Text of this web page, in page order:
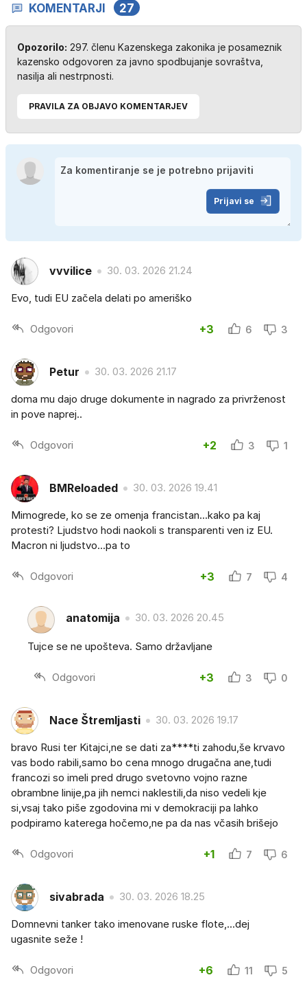
KOMENTARJI 27
Opozorilo: 297. členu Kazenskega zakonika je posameznik
kazensko odgovoren za javno spodbujanje sovraštva,
nasilja ali nestrpnosti.
PRAVILA ZA OBJAVO KOMENTARJEV
Prijavi se
vvvilice 30. 03. 2026 21.24
Evo, tudi EU začela delati po ameriško
Odgovori +3 6 3
Petur 30. 03. 2026 21.17
doma mu dajo druge dokumente in nagrado za privrženost
in pove naprej..
Odgovori +2 3 1
BMReloaded 30. 03. 2026 19.41
Mimogrede, ko se ze omenja francistan...kako pa kaj
protesti? Ljudstvo hodi naokoli s transparenti ven iz EU.
Macron ni ljudstvo...pa to
Odgovori +3 7 4
anatomija 30. 03. 2026 20.45
Tujce se ne upošteva. Samo državljane
Odgovori +3 3 0
Nace Štremljasti 30. 03. 2026 19.17
bravo Rusi ter Kitajci,ne se dati za****ti zahodu,še krvavo
vas bodo rabili,samo bo cena mnogo drugačna ane,tudi
francozi so imeli pred drugo svetovno vojno razne
obrambne linije,pa jih nemci naklestili,da niso vedeli kje
si,vsaj tako piše zgodovina mi v demokraciji pa lahko
podpiramo katerega hočemo,ne pa da nas včasih brišejo
Odgovori +1 7 6
sivabrada 30. 03. 2026 18.25
Domnevni tanker tako imenovane ruske flote,...dej
ugasnite seže !
Odgovori +6 11 5